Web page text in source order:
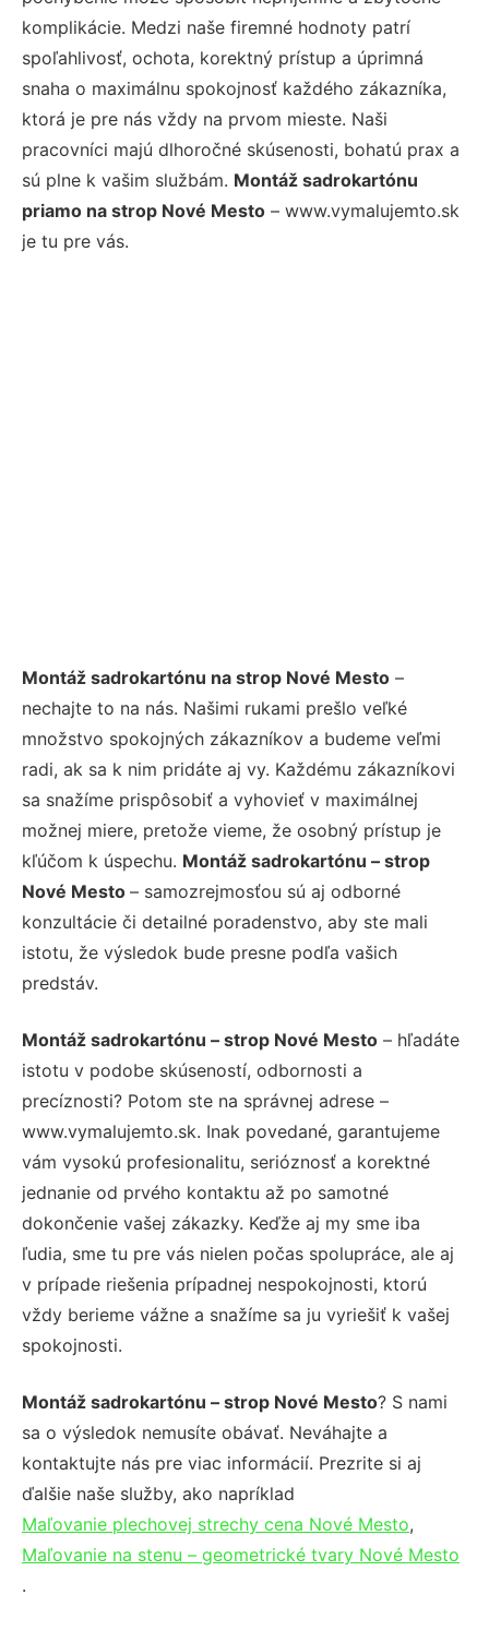
komplikácie. Medzi naše firemné hodnoty patrí
spoľahlivosť, ochota, korektný prístup a úprimná
snaha o maximálnu spokojnosť každého zákazníka,
ktorá je pre nás vždy na prvom mieste. Naši
pracovníci majú dlhoročné skúsenosti, bohatú prax a
sú plne k vašim službám. Montáž sadrokartónu
priamo na strop Nové Mesto – www.vymalujemto.sk
je tu pre vás.
Montáž sadrokartónu na strop Nové Mesto –
nechajte to na nás. Našimi rukami prešlo veľké
množstvo spokojných zákazníkov a budeme veľmi
radi, ak sa k nim pridáte aj vy. Každému zákazníkovi
sa snažíme prispôsobiť a vyhovieť v maximálnej
možnej miere, pretože vieme, že osobný prístup je
kľúčom k úspechu. Montáž sadrokartónu – strop
Nové Mesto – samozrejmosťou sú aj odborné
konzultácie či detailné poradenstvo, aby ste mali
istotu, že výsledok bude presne podľa vašich
predstáv.
Montáž sadrokartónu – strop Nové Mesto – hľadáte
istotu v podobe skúseností, odbornosti a
precíznosti? Potom ste na správnej adrese –
www.vymalujemto.sk. Inak povedané, garantujeme
vám vysokú profesionalitu, serióznosť a korektné
jednanie od prvého kontaktu až po samotné
dokončenie vašej zákazky. Keďže aj my sme iba
ľudia, sme tu pre vás nielen počas spolupráce, ale aj
v prípade riešenia prípadnej nespokojnosti, ktorú
vždy berieme vážne a snažíme sa ju vyriešiť k vašej
spokojnosti.
Montáž sadrokartónu – strop Nové Mesto? S nami
sa o výsledok nemusíte obávať. Neváhajte a
kontaktujte nás pre viac informácií. Prezrite si aj
ďalšie naše služby, ako napríklad
Maľovanie plechovej strechy cena Nové Mesto,
Maľovanie na stenu – geometrické tvary Nové Mesto
.